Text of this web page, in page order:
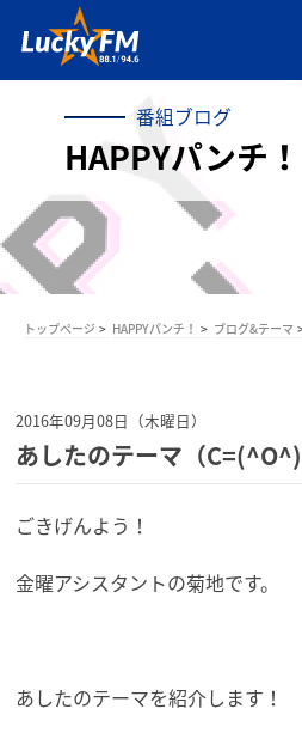
番組ブログ
HAPPYパンチ！
トップページ HAPPYパンチ！ ブログ&テーマ
2016年09月08日（木曜日）
あしたのテーマ（C=(^O^)
ごきげんよう！
金曜アシスタントの菊地です。
あしたのテーマを紹介します！